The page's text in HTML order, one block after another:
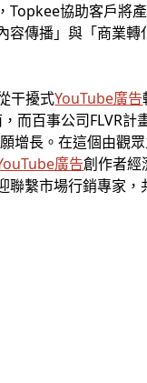
協助客戶將
傳播」與「商業轉
干擾式YouTube廣告
而百事公司FLVR
增長。在這個由觀
廣告創作者經
繫市場行銷專家，